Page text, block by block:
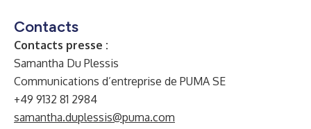
Contacts
Contacts presse :
Samantha Du Plessis
Communications d’entreprise de PUMA SE
+49 9132 81 2984
samantha.duplessis@puma.com